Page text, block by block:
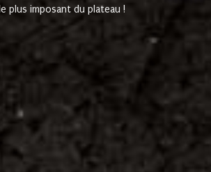
plus imposant du plateau !